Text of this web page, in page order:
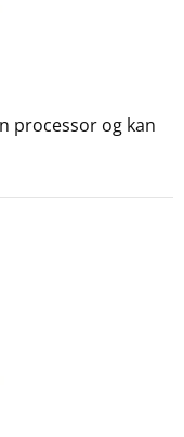
processor og kan